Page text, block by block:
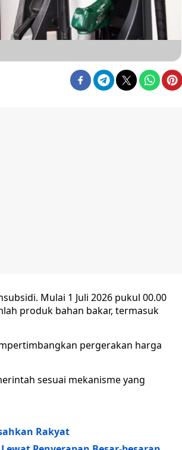
Mulai 1 Juli 2026 pukul 00.00
produk bahan bakar, termasuk
pergerakan harga
sesuai mekanisme yang
Rakyat